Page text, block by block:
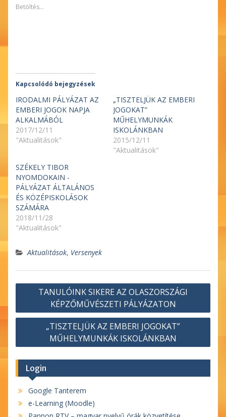
ablakban
nyílik
Betöltés...
Kapcsolódó bejegyzések
IRODALMI PÁLYÁZAT AZ
EMBERI JOGOK NAPJA
ALKALMÁBÓL
2017/12/11
"Aktualitások"
„TISZTELJÜK AZ EMBERI
JOGOKAT”
MŰHELYMUNKÁK
ISKOLÁNKBAN
2015/12/11
"Aktualitások"
SZÉKELY TIBOR
NYOMDOKAIN -
PÁLYÁZAT ÁLTALÁNOS
ÉS KÖZÉPISKOLÁSOK
SZÁMÁRA
2018/11/28
"Aktualitások"
Aktualitások, Versenyek
Bejegyzés
navigáció
TANULÓINK SIKERE AZ OLASZORSZÁGI
KÉPZŐMŰVÉSZETI PÁLYÁZATON
„TISZTELJÜK AZ EMBERI JOGOKAT”
MŰHELYMUNKÁK ISKOLÁNKBAN
Login
Google Tanterem
e-Learning (Moodle)